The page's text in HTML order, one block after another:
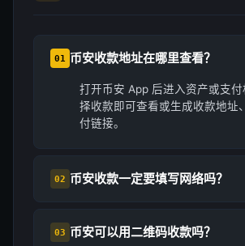
01 币安收款地址在哪里查看？
打开币安 App 后进入资产或支
择收款即可查看或生成收款地址
付链接。
02 币安收款一定要填写网络吗？
03 币安可以用二维码收款吗？